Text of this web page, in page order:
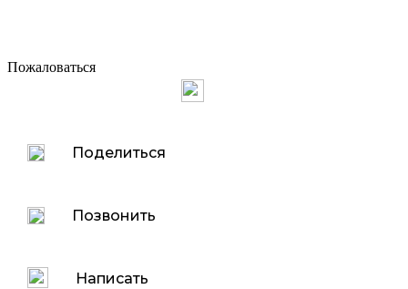
Пожаловаться
Поделиться
Позвонить
Написать